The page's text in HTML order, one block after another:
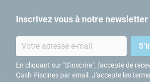
Inscrivez vous à notre newsletter
En cliquant sur "S'inscrire", j'accepte de
Cash Piscines par email. J'accepte les